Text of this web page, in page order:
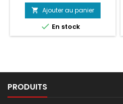
de
base
 Ajouter au panier
 En stock
PRODUITS